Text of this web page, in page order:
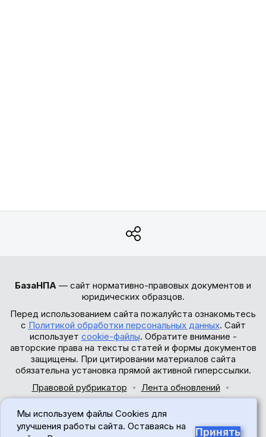
БазаНПА — сайт нормативно-правовых документов и
юридических образцов.
Перед использованием сайта пожалуйста ознакомьтесь
с Политикой обработки персональных данных. Сайт
использует cookie-файлы. Обратите внимание -
авторские права на тексты статей и формы документов
защищены. При цитировании материалов сайта
обязательна установка прямой активной гиперссылки.
Правовой рубрикатор
Лента обновлений
© 2017-2026
Мы используем файлы Cookies для
улучшения работы сайта. Оставаясь на
Принять